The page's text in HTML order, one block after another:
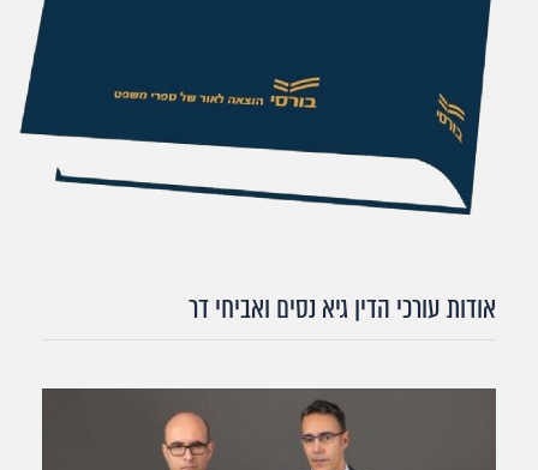
אודות עורכי הדין גיא נסים ואביחי דר